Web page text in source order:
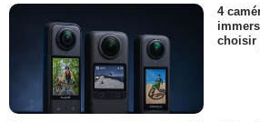
4
choisir